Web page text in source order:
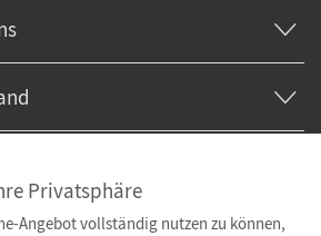
Privatsphäre
Angebot vollständig nutzen zu können,